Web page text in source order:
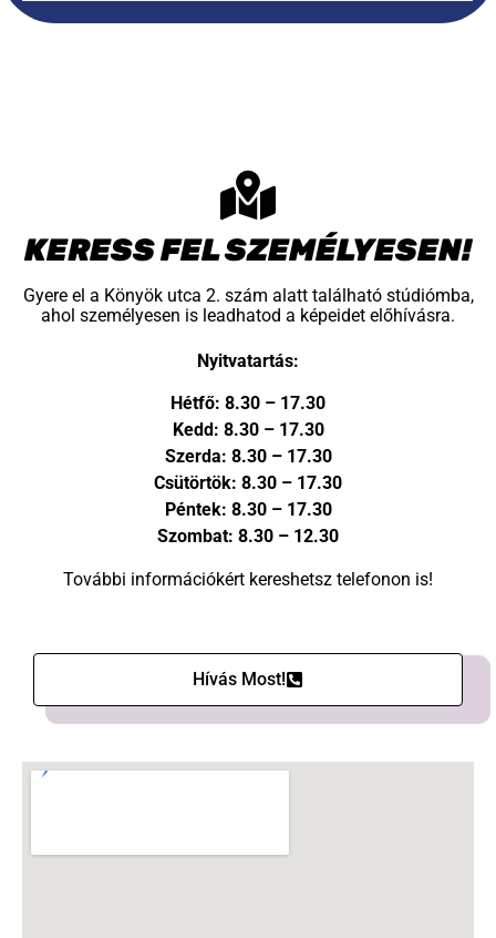
KERESS FEL SZEMÉLYESEN!
Gyere el a Könyök utca 2. szám alatt található stúdiómba,
ahol személyesen is leadhatod a képeidet előhívásra.
Nyitvatartás:
Hétfő: 8.30 – 17.30
Kedd: 8.30 – 17.30
Szerda: 8.30 – 17.30
Csütörtök: 8.30 – 17.30
Péntek: 8.30 – 17.30
Szombat: 8.30 – 12.30
További információkért kereshetsz telefonon is!
Hívás Most!